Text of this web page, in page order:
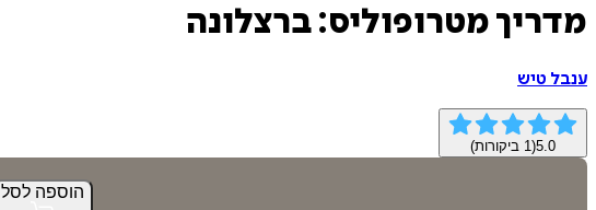
הוספה לסל
מדריך מטרופוליס: ברצלונה
ענבל טיש
5.0
(
1 ביקורות)